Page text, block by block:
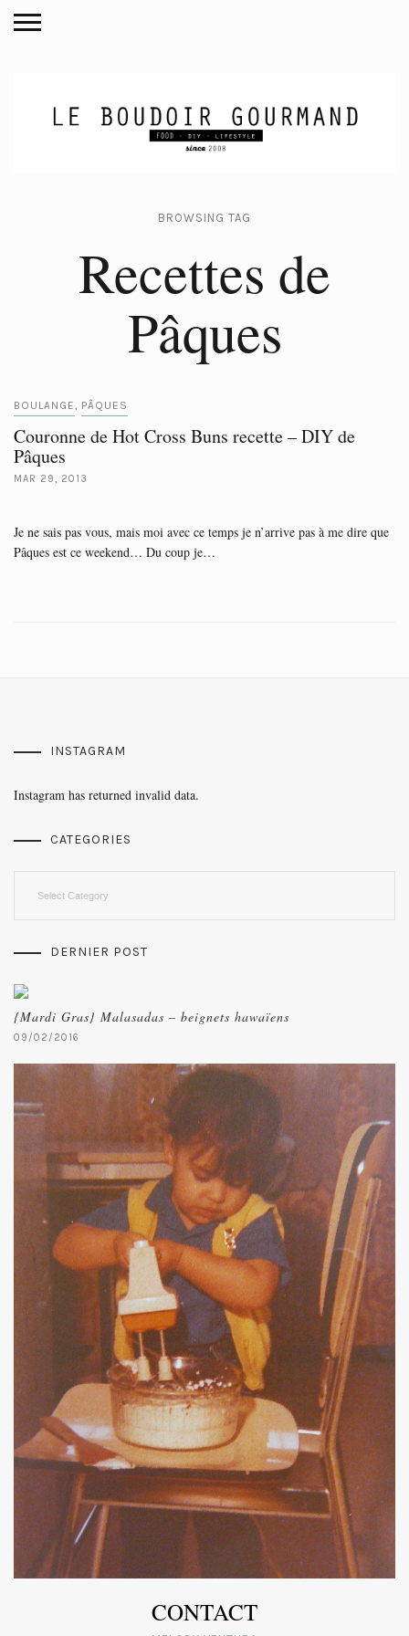
BROWSING TAG
Recettes de
Pâques
BOULANGE, PÂQUES
Couronne de Hot Cross Buns recette – DIY de
Pâques
MAR 29, 2013
Je ne sais pas vous, mais moi avec ce temps je n’arrive pas à me dire que
Pâques est ce weekend… Du coup je…
INSTAGRAM
Instagram has returned invalid data.
CATEGORIES
DERNIER POST
{Mardi Gras} Malasadas – beignets hawaïens
09/02/2016
CONTACT